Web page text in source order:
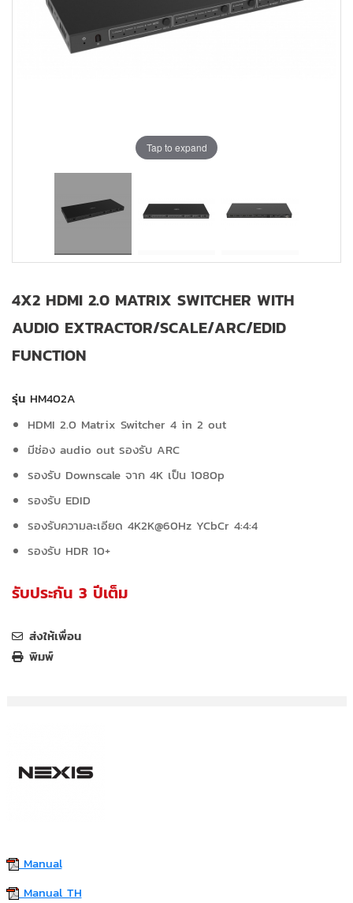
ABOUT US
Tap to expand
4X2 HDMI 2.0 MATRIX SWITCHER WITH
AUDIO EXTRACTOR/SCALE/ARC/EDID
FUNCTION
รุ่น HM402A
HDMI 2.0 Matrix Switcher 4 in 2 out
มีช่อง audio out รองรับ ARC
รองรับ Downscale จาก 4K เป็น 1080p
รองรับ EDID
รองรับความละเอียด 4K2K@60Hz YCbCr 4:4:4
รองรับ HDR 10+
รับประกัน 3 ปีเต็ม
ส่งให้เพื่อน
พิมพ์
Manual
Manual TH